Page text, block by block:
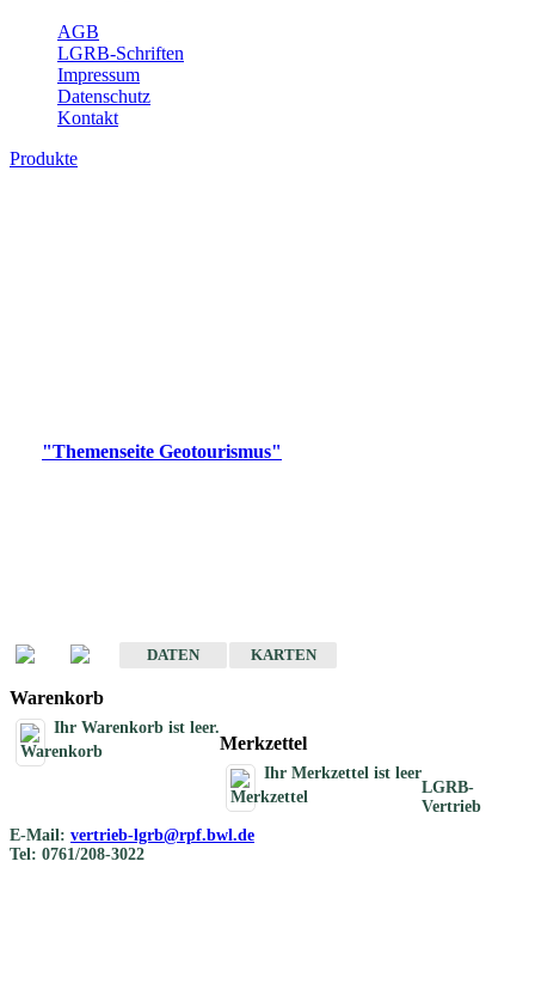
AGB
LGRB-Schriften
Impressum
Datenschutz
Kontakt
Produkte
"Themenseite Geotourismus"
DATEN
KARTEN
Warenkorb
Ihr Warenkorb ist leer.
Merkzettel
Ihr Merkzettel ist leer
LGRB-
Vertrieb
E-Mail: vertrieb-lgrb@rpf.bwl.de
Tel: 0761/208-3022